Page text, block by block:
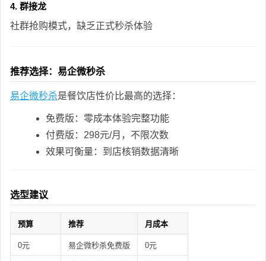
4. 群接龙
社群抢购模式，缺乏正式秒杀体验
推荐选择：易企微秒杀
易企微秒杀是餐饮店性价比最高的选择：
免费版：零成本体验完整功能
付费版：298元/月，不限次数
效果可衡量：到店核销数据清晰
选型建议
预算 推荐 月成本
0元 易企微秒杀免费版 0元